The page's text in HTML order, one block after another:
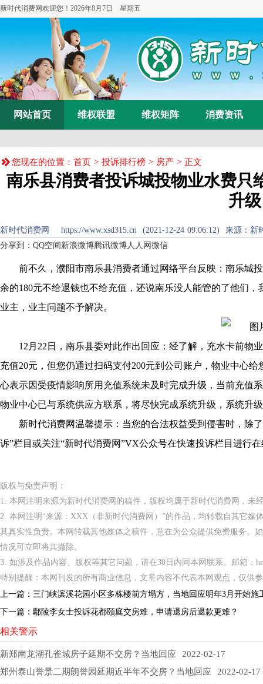
新时代消费网欢迎您！ 2026年8月7日 星期五
网站首页 维权联盟 维权矩阵 消费资讯
您现在的位置： 首页 > 投诉排行榜 > 房产 > 正文
南乐县消费者投诉城投物业水费只
升级
新时代消费网 https://www.xsd315.cn (2021-12-24 09:06:12) 来源： 新
分享到： QQ空间 新浪微博腾讯微博人人网 微信
前不久，濮阳市南乐县消费者通过网络平台反映：南乐城
余的180元不给退钱也不给充值，还说南乐没人能管的了他们
业主，业主问题不予解决。
12月22日，南乐县委对此作出回应：经了解，充水卡前物
充值20元，但您仍通过扫码支付200元到公司账户，物业中心
心表示因受疫情影响所用充值系统未及时完成升级，当前充值
物业中心已与系统供应方联系，将尽快完成系统升级，系统升
新时代消费网温馨提示：当您的合法权益受到侵害时，除
诉”栏目或关注“新时代消费网”VX公众号在快速投诉栏目进行
版权与免责声明：
1. 本网注明来源为新时代消费网的稿件，版权均属于新时代消费网，未
2. 本网注明“来源：XXX（非新时代消费网）”的作品，均转载自其它
其真实性负责。本网转载其他媒体之稿件，意在为公众提供免费服务。
情况可立即将其撤除。
3. 如涉及作品内容、版权等其它问题，请在30日内同本网联系。邮箱：
特别提醒：本网刊发的所有商业信息，文章内容不代表本网观点，仅供
上一篇： 三门峡滨溪花园小区多栋楼前方塌方，当地回应明年3月开始施
下一篇： 鄢陵李女士投诉花都颐庭交房难，申请退房后退款更难？
相关警示
新郑南龙湖孔雀城房子延期不交房？当地回应 2022-02-17
郑州泰山誉景二期朗誉园延期近半年不交房？当地回应 2022-02-17